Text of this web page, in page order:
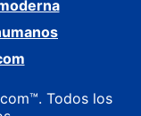
Todos los